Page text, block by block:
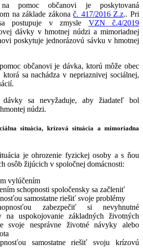
pomoc občanovi je poskytovaná
na základe zákonač. 417/2016 Z.z.. Pri
postupuje v zmysle VZN č.4/2019
dávky v hmotnej núdzi a mimoriadnej
poskytuje jednorázovú sávku v hmotnej
občanovi je dávka, ktorú môže obec
sa nachádza v nepriaznivej sociálnej,
sa nevyžaduje, aby žiadateľ bol
núdzi.
situácia, krízová situácia a mimoriadna
je ohrozenie fyzickej osoby a s ňou
osôb žijúcich v spoločnej domácnosti:
vylúčením
schopnosti spoločensky sa začleniť
samostatne riešiť svoje problémy
zabezpečiť si nevyhnutné
na uspokojovanie základných životných
svoje nesprávne životné návyky alebo
samostatne riešiť svoju krízovú